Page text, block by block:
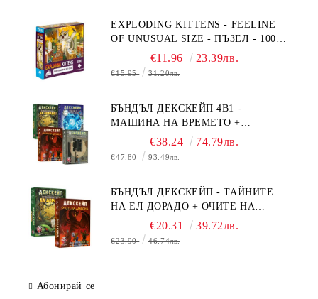
EXPLODING KITTENS - FEELINE
OF UNUSUAL SIZE - ПЪЗЕЛ - 1000
ЧАСТИ - ПРЕОЦЕНЕН - СРЕДНА
ПОВРЕДА НА КУТИЯТА
€11.96 23.39лв.
€15.95 31.20лв.
БЪНДЪЛ ДЕКСКЕЙП 4В1 -
МАШИНА НА ВРЕМЕТО +
БЯГСТВО ОТ АЛКАТРАЗ +
ТАЙНИТЕ НА ЕЛ ДОРАДО +
€38.24 74.79лв.
€47.80 93.49лв.
БЪНДЪЛ ДЕКСКЕЙП - ТАЙНИТЕ
НА ЕЛ ДОРАДО + ОЧИТЕ НА
ДРАКОНА€20.31 39.72лв.
€23.90 46.74лв.
Абонирай се